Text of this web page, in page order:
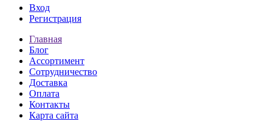
Вход
Регистрация
Главная
Блог
Ассортимент
Сотрудничество
Доставка
Оплата
Контакты
Карта сайта